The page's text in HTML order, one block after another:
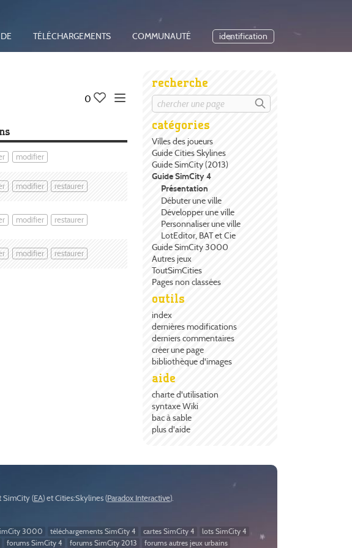
TÉLÉCHARGEMENTS COMMUNAUTÉ identification
recherche
catégories
Villes des joueurs
Guide Cities Skylines
Guide SimCity (2013)
Guide SimCity 4
Présentation
Débuter une ville
Développer une ville
Personnaliser une ville
LotEditor, BAT et Cie
Guide SimCity 3000
Autres jeux
ToutSimCities
Pages non classées
outils
index
dernières modifications
derniers commentaires
créer une page
bibliothèque d'images
aide
charte d'utilisation
syntaxe Wiki
bac à sable
plus d'aide
0
modifier
modifier restaurer
modifier restaurer
modifier restaurer
SimCity (EA) et Cities:Skylines (Paradox Interactive).
3000 téléchargements SimCity 4 cartes SimCity 4
lots SimCity 4
forums SimCity 4 forums SimCity 2013 forums autres jeux urbains